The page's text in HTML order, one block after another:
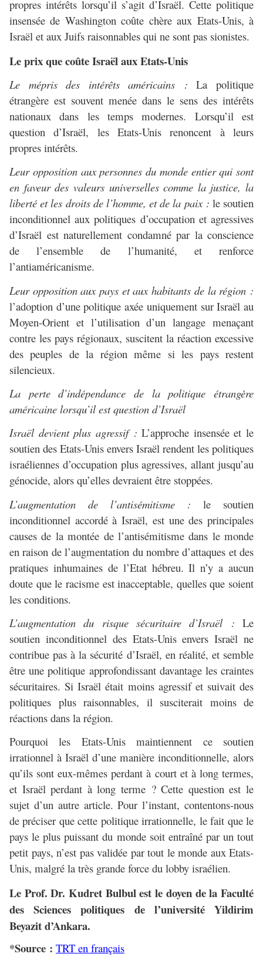
propres intérêts lorsqu’il s’agit d’Israël. Cette politique
insensée de Washington coûte chère aux Etats-Unis, à
Israël et aux Juifs raisonnables qui ne sont pas sionistes.
Le prix que coûte Israël aux Etats-Unis
Le mépris des intérêts américains :La politique
étrangère est souvent menée dans le sens des intérêts
nationaux dans les temps modernes. Lorsqu’il est
question d’Israël, les Etats-Unis renoncent à leurs
propres intérêts.
Leur opposition aux personnes du monde entier qui sont
en faveur des valeurs universelles comme la justice, la
liberté et les droits de l’homme, et de la paix : le soutien
inconditionnel aux politiques d’occupation et agressives
d’Israël est naturellement condamné par la conscience
de l’ensemble de l’humanité, et renforce
l’antiaméricanisme.
Leur opposition aux pays et aux habitants de la région :
l’adoption d’une politique axée uniquement sur Israël au
Moyen-Orient et l’utilisation d’un langage menaçant
contre les pays régionaux, suscitent la réaction excessive
des peuples de la région même si les pays restent
silencieux.
La perte d’indépendance de la politique étrangère
américaine lorsqu’il est question d’Israël
Israël devient plus agressif :L’approche insensée et le
soutien des Etats-Unis envers Israël rendent les politiques
israéliennes d’occupation plus agressives, allant jusqu’au
génocide, alors qu’elles devraient être stoppées.
L’augmentation de l’antisémitisme :le soutien
inconditionnel accordé à Israël, est une des principales
causes de la montée de l’antisémitisme dans le monde
en raison de l’augmentation du nombre d’attaques et des
pratiques inhumaines de l’Etat hébreu. Il n’y a aucun
doute que le racisme est inacceptable, quelles que soient
les conditions.
L’augmentation du risque sécuritaire d’Israël : Le
soutien inconditionnel des Etats-Unis envers Israël ne
contribue pas à la sécurité d’Israël, en réalité, et semble
être une politique approfondissant davantage les craintes
sécuritaires. Si Israël était moins agressif et suivait des
politiques plus raisonnables, il susciterait moins de
réactions dans la région.
Pourquoi les Etats-Unis maintiennent ce soutien
irrationnel à Israël d’une manière inconditionnelle, alors
qu’ils sont eux-mêmes perdant à court et à long termes,
et Israël perdant à long terme ? Cette question est le
sujet d’un autre article. Pour l’instant, contentons-nous
de préciser que cette politique irrationnelle, le fait que le
pays le plus puissant du monde soit entraîné par un tout
petit pays, n’est pas validée par tout le monde aux Etats-
Unis, malgré la très grande force du lobby israélien.
Le Prof. Dr. Kudret Bulbul est le doyen de la Faculté
des Sciences politiques de l’université Yildirim
Beyazit d’Ankara.
*Source : TRT en français